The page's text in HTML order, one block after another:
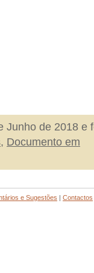
Junho de 2018 e
, Documento em
e Sugestões | Contactos